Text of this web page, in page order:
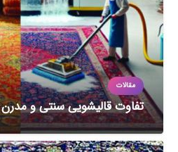
مقالات
تفاوت قالیشویی سنتی و مدرن